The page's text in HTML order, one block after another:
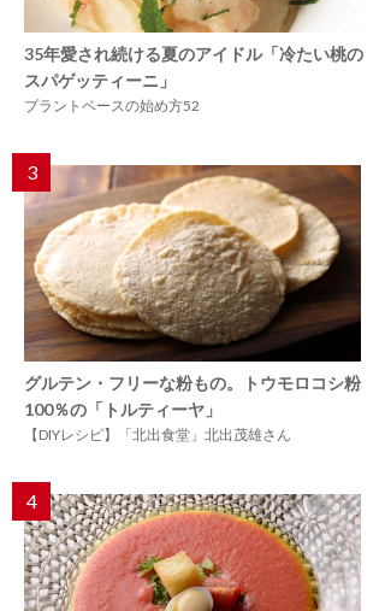
35年愛され続ける夏のアイドル「冷たい桃の
スパゲッティーニ」
プラントベースの始め方52
3
グルテン・フリーな粉もの。トウモロコシ粉
100％の「トルティーヤ」
【DIYレシピ】「北出食堂」北出茂雄さん
4